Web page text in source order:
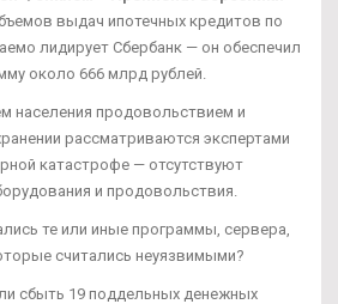
выдач ипотечных кредитов по
лидирует Сбербанк — он обеспечил
около 666 млрд рублей.
населения продовольствием и
рассматриваются экспертами
катастрофе — отсутствуют
и продовольствия.
те или иные программы, сервера,
считались неуязвимыми?
сбыть 19 поддельных денежных